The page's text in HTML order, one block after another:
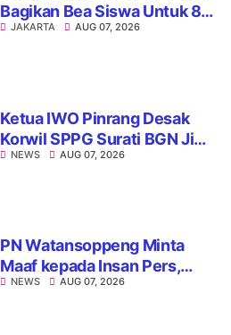
Bagikan Bea Siswa Untuk 8
Siswa SD Muhammadiyah
JAKARTA AUG 07, 2026
Ketua IWO Pinrang Desak
Korwil SPPG Surati BGN Jika
Ditemukan Dapur MBG Tak
NEWS AUG 07, 2026
PN Watansoppeng Minta
Maaf kepada Insan Pers,
Tegaskan Komitmen
NEWS AUG 07, 2026